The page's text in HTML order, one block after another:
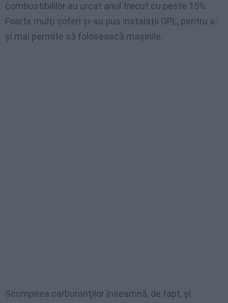
combustibililor au urcat anul trecut cu peste 15%.
Foarte mulţi şoferi şi-au pus instalaţii GPL, pentru a-
şi mai permite să folosească maşinile.
Scumpirea carburanţilor înseamnă, de fapt, şi